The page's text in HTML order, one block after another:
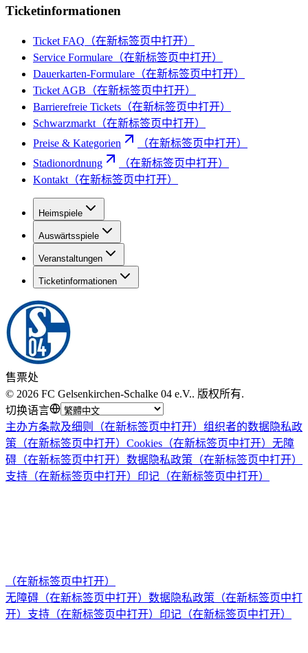
Ticketinformationen
Ticket FAQ （在新标签页中打开）
Service Formulare （在新标签页中打开）
Dauerkarten-Formulare （在新标签页中打开）
Ticket AGB （在新标签页中打开）
Barrierefreie Tickets （在新标签页中打开）
Schwarzmarkt （在新标签页中打开）
Preise & Kategorien
（在新标签页中打开）
Stadionordnung
（在新标签页中打开）
Kontakt （在新标签页中打开）
Heimspiele
Auswärtsspiele
Veranstaltungen
Ticketinformationen
售票处
© 2026 FC Gelsenkirchen-Schalke 04 e.V.. 版权所有.
切换语言
主办方条款及细则
（在新标签页中打开） 组织者的数据隐私政
策 （在新标签页中打开） Cookies （在新标签页中打开） 无障
碍 （在新标签页中打开） 数据隐私政策 （在新标签页中打开）
支持 （在新标签页中打开） 印记 （在新标签页中打开）
（在新标签页中打开）
无障碍 （在新标签页中打开） 数据隐私政策 （在新标签页中打
开） 支持 （在新标签页中打开） 印记 （在新标签页中打开）